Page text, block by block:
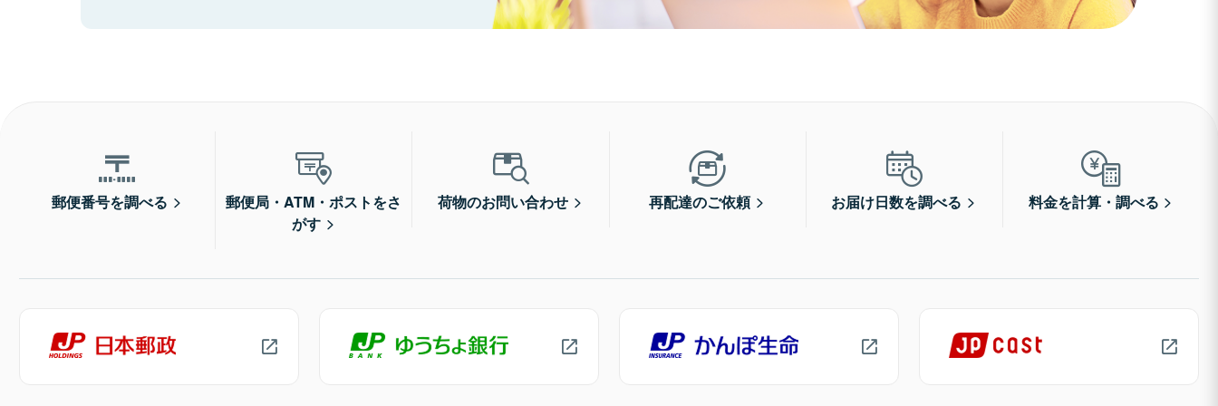
郵便番号を調べる
郵便局・ATM・ポストをさ
がす
荷物のお問い合わせ 再配達のご依頼 お届け日数を調べる 料金を計算・調べる